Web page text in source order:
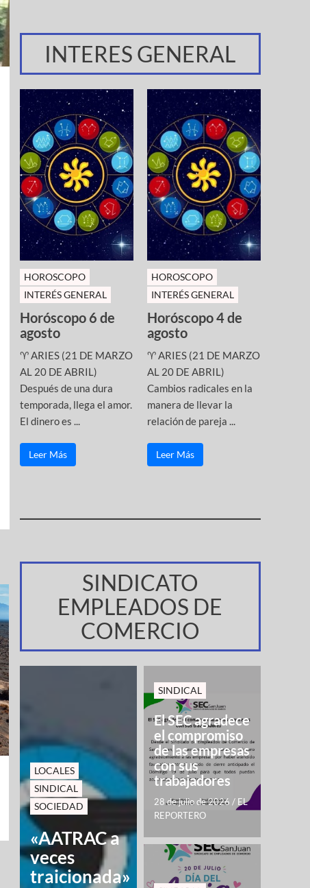
INTERES GENERAL
HOROSCOPO
INTERÉS GENERAL
Horóscopo 6 de
agosto
♈ ARIES (21 DE MARZO
AL 20 DE ABRIL)
Después de una dura
temporada, llega el amor.
El dinero es ...
Leer Más
HOROSCOPO
INTERÉS GENERAL
Horóscopo 4 de
agosto
♈ ARIES (21 DE MARZO
AL 20 DE ABRIL)
Cambios radicales en la
manera de llevar la
relación de pareja ...
Leer Más
SINDICATO
EMPLEADOS DE
COMERCIO
LOCALES
SINDICAL
SOCIEDAD
«AATRAC a
veces
traicionada»
SINDICAL
El SEC agradece
el compromiso
de las empresas
con sus
trabajadores
28 de julio de 2026 / EL
REPORTERO